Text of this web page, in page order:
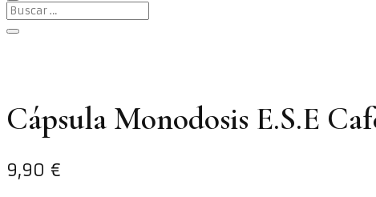
Cápsula Monodosis E.S.E
9,90 €